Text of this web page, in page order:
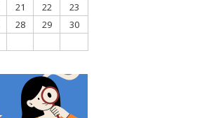
21 22
23
28 29
30